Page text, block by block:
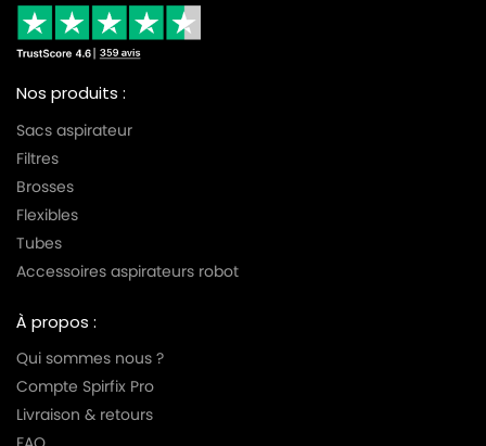
Nos produits :
Sacs aspirateur
Filtres
Brosses
Flexibles
Tubes
Accessoires aspirateurs robot
À propos :
Qui sommes nous ?
Compte Spirfix Pro
Livraison & retours